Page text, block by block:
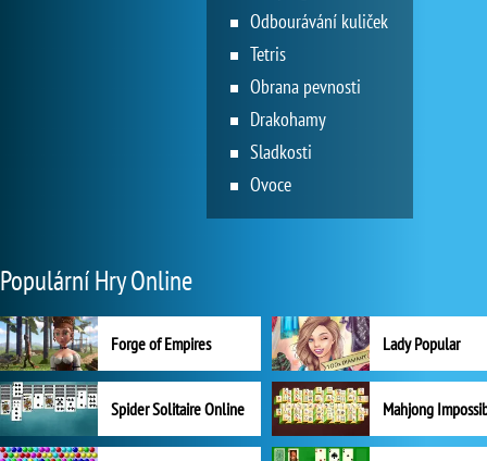
Odbourávání kuliček
Tetris
Obrana pevnosti
Drakohamy
Sladkosti
Ovoce
Populární Hry Online
Forge of Empires Lady Popular
Spider Solitaire Online Mahjong